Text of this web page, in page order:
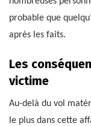
probable que
après les faits.
Les
victime
Au-delà du vol
le plus dans cette